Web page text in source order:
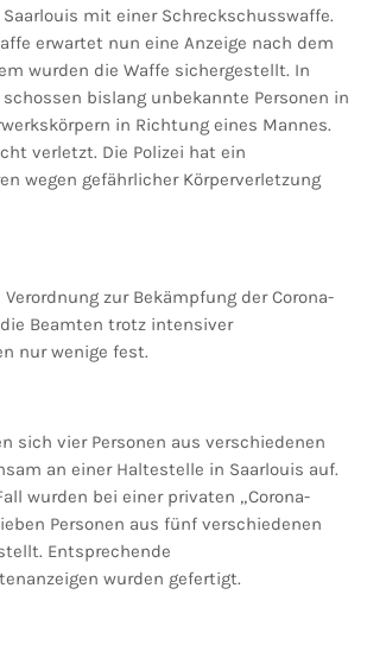
mit einer Schreckschusswaffe.
erwartet nun eine Anzeige nach dem
wurden die Waffe sichergestellt. In
bislang unbekannte Personen in
in Richtung eines Mannes.
verletzt. Die Polizei hat ein
wegen gefährlicher Körperverletzung
zur Bekämpfung der Corona-
Beamten trotz intensiver
nur wenige fest.
sich vier Personen aus verschiedenen
an einer Haltestelle in Saarlouis auf.
wurden bei einer privaten „Corona-
Personen aus fünf verschiedenen
Entsprechende
wurden gefertigt.